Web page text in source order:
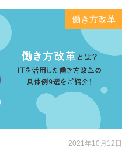
働き方改革
2021年10月12日